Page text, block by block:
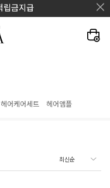
헤어케어세트 헤어앰플